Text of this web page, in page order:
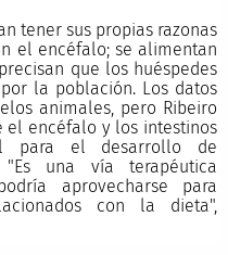
tener sus propias razonas
el encéfalo; se alimentan
que los huéspedes
la población. Los datos
animales, pero Ribeiro
encéfalo y los intestinos
para el desarrollo de
"Es una vía terapéutica
aprovecharse para
con la dieta",